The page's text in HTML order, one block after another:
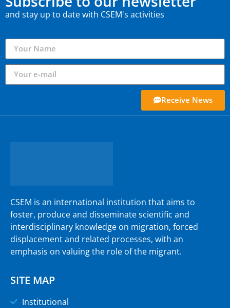
and stay up to date with CSEM's activities
Receive News
CSEM is an international institution that aims to
foster, produce and disseminate scientific and
interdisciplinary knowledge on migration, forced
displacement and related processes, with an
emphasis on valuing the role of the migrant.
SITE MAP
Institutional